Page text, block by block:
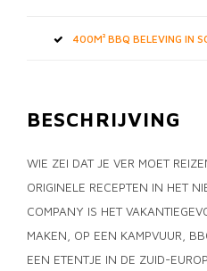
400M² BBQ BELEVING IN
BESCHRIJVING
WIE ZEI DAT JE VER MOET
ORIGINELE RECEPTEN IN HET
COMPANY IS HET
MAKEN, OP EEN KAMPVUUR,
EEN ETENTJE IN DE ZUID-